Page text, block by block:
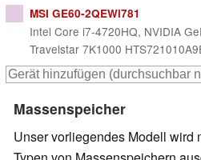
MSI GE60-2QEWi781
Intel Core i7-4720HQ, NVIDIA
Travelstar 7K1000
Massenspeicher
Unser vorliegendes Modell wird